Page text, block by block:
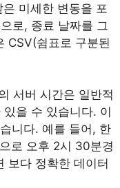
미세한 변동을 포
로, 종료 날짜를 그
CSV(쉼표로 구분된
서버 시간은 일반적
을 수 있습니다. 이
니다. 예를 들어, 한
로 오후 2시 30분경
보다 정확한 데이터